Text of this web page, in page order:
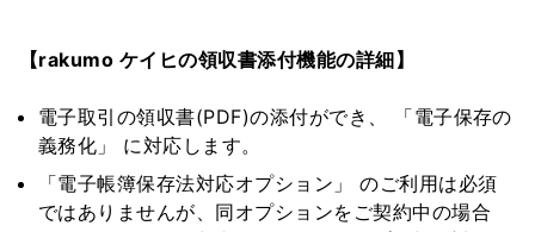
【rakumo ケイヒの領収書添付機能の詳細】
電子取引の領収書(PDF)の添付ができ、 「電子保存の
義務化」 に対応します。
「電子帳簿保存法対応オプション」 のご利用は必須
ではありませんが、同オプションをご契約中の場合